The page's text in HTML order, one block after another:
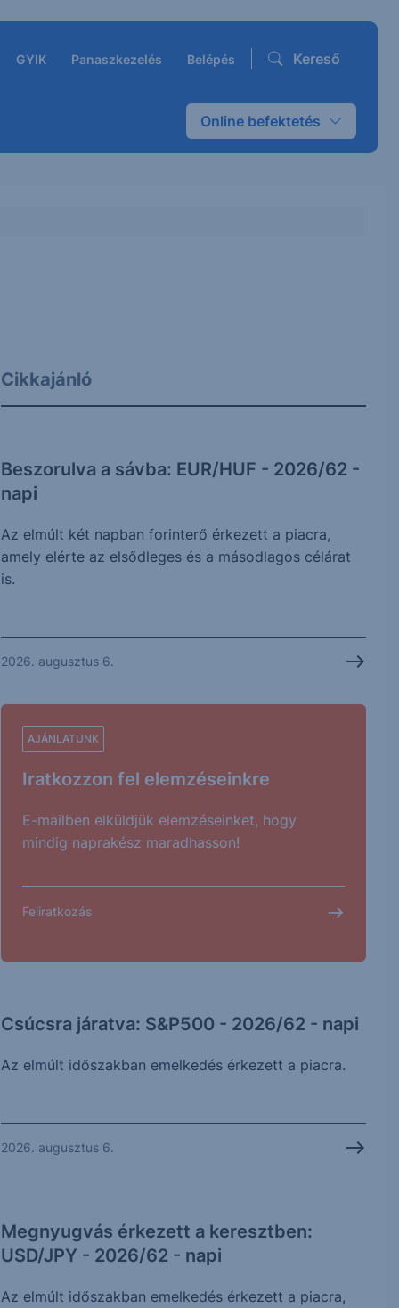
GYIK Panaszkezelés Belépés Kereső
Online befektetés
Cikkajánló
Beszorulva a sávba: EUR/HUF - 2026/62 -
napi
Az elmúlt két napban forinterő érkezett a piacra,
amely elérte az elsődleges és a másodlagos célárat
is.
2026. augusztus 6.
AJÁNLATUNK
Iratkozzon fel elemzéseinkre
E-mailben elküldjük elemzéseinket, hogy
mindig naprakész maradhasson!
Feliratkozás
Csúcsra járatva: S&P500 - 2026/62 - napi
Az elmúlt időszakban emelkedés érkezett a piacra.
2026. augusztus 6.
Megnyugvás érkezett a keresztben:
USD/JPY - 2026/62 - napi
Az elmúlt időszakban emelkedés érkezett a piacra,